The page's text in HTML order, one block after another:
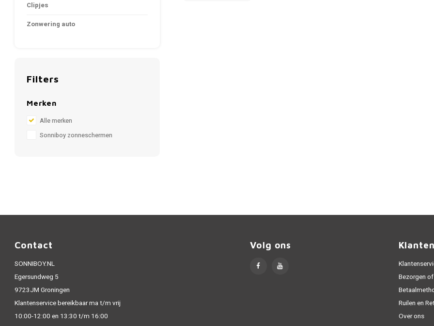
Clipjes
Zonwering auto
Filters
Merken
Alle merken
Sonniboy zonneschermen
Contact
SONNIBOY.NL
Egersundweg 5
9723JM Groningen
Klantenservice bereikbaar ma t/m vrij
10:00-12:00 en 13:30 t/m 16:00
Volg ons
Bezorgen
Ruilen en
Over ons